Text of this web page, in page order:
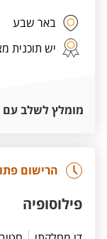
באר שבע
יש תוכנית
מומלץ לשלב עם
הרישום
פילוסופיה